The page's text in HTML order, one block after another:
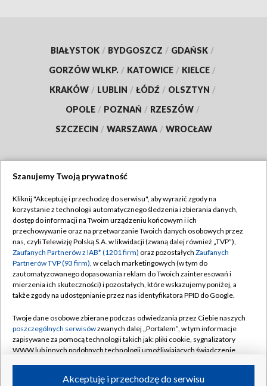
BIAŁYSTOK / BYDGOSZCZ / GDAŃSK /
GORZÓW WLKP. / KATOWICE / KIELCE /
KRAKÓW / LUBLIN / ŁÓDŹ / OLSZTYN /
OPOLE / POZNAŃ / RZESZÓW /
SZCZECIN / WARSZAWA / WROCŁAW
TVP
Abonament TVP
Emisja w TVP
Centrum informacji TVP
Naziemna Telewizja Cyfrowa
Rada Programowa
System NOS
Informacje o nadawcy
Regulamin TVP
Polityka prywatności
Moje zgody
Pomoc
Kontakt
Kanały
Szanujemy Twoją prywatność
Kliknij "Akceptuję i przechodzę do serwisu", aby wyrazić zgody na
korzystanie z technologii automatycznego śledzenia i zbierania danych,
dostęp do informacji na Twoim urządzeniu końcowym i ich
przechowywanie oraz na przetwarzanie Twoich danych osobowych przez
nas, czyli Telewizję Polską S.A. w likwidacji (zwaną dalej również „TVP”),
Zaufanych Partnerów z IAB* (1201 firm) oraz pozostałych Zaufanych
Partnerów TVP (93 firm), w celach marketingowych (w tym do
zautomatyzowanego dopasowania reklam do Twoich zainteresowań i
mierzenia ich skuteczności) i pozostałych, które wskazujemy poniżej, a
także zgody na udostępnianie przez nas identyfikatora PPID do Google.
Twoje dane osobowe zbierane podczas odwiedzania przez Ciebie naszych
poszczególnych serwisówzwanych dalej „Portalem”, w tym informacje
zapisywane za pomocą technologii takich jak: pliki cookie, sygnalizatory
WWW lub innych podobnych technologii umożliwiających świadczenie
ruchu w Internecie.Akceptuję i przechodzę do serwisu